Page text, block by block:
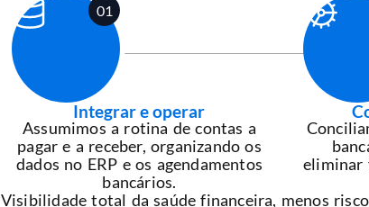
01
Integrar e operar
Assumimos a rotina de contas a
pagar e a receber, organizando os
dados no ERP e os agendamentos
bancários.
eliminar
Visibilidade total da saúde financeira, menos